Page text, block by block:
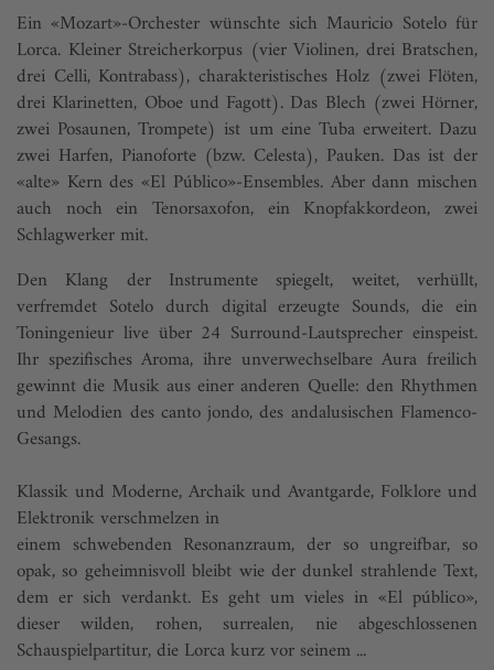
Ein «Mozart»-Orchester wünschte sich Mauricio Sotelo für
Lorca. Kleiner Streicherkorpus (vier Violinen, drei Bratschen,
drei Celli, Kontrabass), charakteristisches Holz (zwei Flöten,
drei Klarinetten, Oboe und Fagott). Das Blech (zwei Hörner,
zwei Posaunen, Trompete) ist um eine Tuba erweitert. Dazu
zwei Harfen, Pianoforte (bzw. Celesta), Pauken. Das ist der
«alte» Kern des «El Público»-Ensembles. Aber dann mischen
auch noch ein Tenorsaxofon, ein Knopfakkordeon, zwei
Schlagwerker mit.
Den Klang der Instrumente spiegelt, weitet, verhüllt,
verfremdet Sotelo durch digital erzeugte Sounds, die ein
Toningenieur live über 24 Surround-Lautsprecher einspeist.
Ihr spezifisches Aroma, ihre unverwechselbare Aura freilich
gewinnt die Musik aus einer anderen Quelle: den Rhythmen
und Melodien des canto jondo, des andalusischen Flamenco-
Gesangs.
Klassik und Moderne, Archaik und Avantgarde, Folklore und
Elektronik verschmelzen in
einem schwebenden Resonanzraum, der so ungreifbar, so
opak, so geheimnisvoll bleibt wie der dunkel strahlende Text,
dem er sich verdankt. Es geht um vieles in «El público»,
dieser wilden, rohen, surrealen, nie abgeschlossenen
Schauspielpartitur, die Lorca kurz vor seinem ...